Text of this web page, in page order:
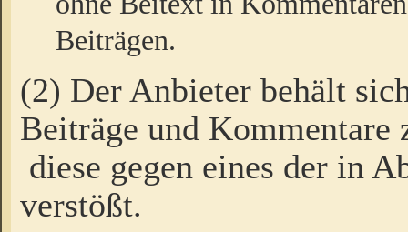
Beiträgen.
(2) Der Anbieter behält
Beiträge und Kommentare
diese gegen eines der in
verstößt.